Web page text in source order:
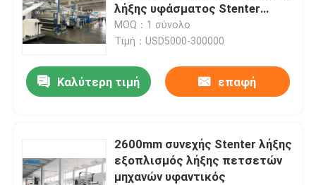
Σπίτι
λήξης υφάσματος Stenter
μηχανών
MOQ：1 σύνολο
Τιμή：USD5000-300000
Καλύτερη τιμή επαφή
2600mm συνεχής Stenter λήξης
εξοπλισμός λήξης πετσετών
μηχανών υφαντικός